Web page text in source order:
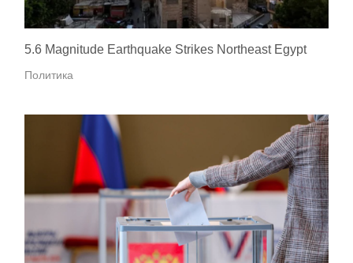
5.6 Magnitude Earthquake Strikes Northeast Egypt
Политика